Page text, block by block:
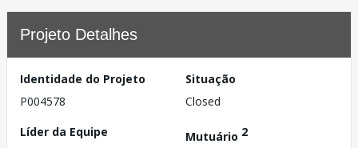
Projeto Detalhes
Identidade do Projeto
P004578
Situação
Closed
Líder da Equipe
Mutuário 2